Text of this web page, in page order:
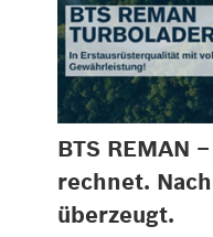
BTS REMAN
rechnet.
überzeugt.